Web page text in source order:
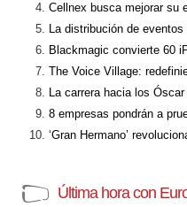
Cellnex busca mejorar su
La distribución de
Blackmagic convierte 60
The Voice Village:
La carrera hacia los
8 empresas pondrán a
‘Gran Hermano’
Última hora con